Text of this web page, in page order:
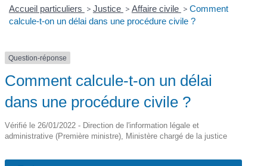
Accueil particuliers > Justice > Affaire civile > Comment
calcule-t-on un délai dans une procédure civile ?
Question-réponse
Comment calcule-t-on un délai
dans une procédure civile ?
Vérifié le 26/01/2022 - Direction de l'information légale et
administrative (Première ministre), Ministère chargé de la justice